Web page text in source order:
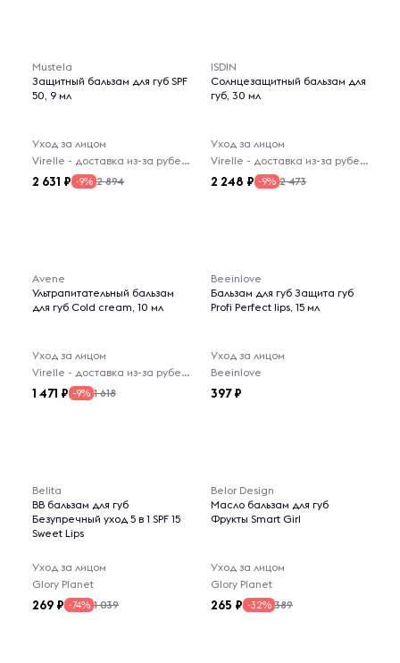
Mustela
Защитный бальзам для губ SPF
50, 9 мл
Уход за лицом
Virelle - доставка из-за рубежа
2 631 -9% 2 894
ISDIN
Солнцезащитный бальзам для
губ, 30 мл
Уход за лицом
Virelle - доставка из-за рубежа
2 248 -9% 2 473
Avene
Ультрапитательный бальзам
для губ Cold cream, 10 мл
Уход за лицом
Virelle - доставка из-за рубежа
1 471 -9% 1 618
Beeinlove
Бальзам для губ Защита губ
Profi Perfect lips, 15 мл
Уход за лицом
Beeinlove
397
Belita
BB бальзам для губ
Безупречный уход 5 в 1 SPF 15
Sweet Lips
Уход за лицом
Glory Planet
269 -74% 1 039
Belor Design
Масло бальзам для губ
Фрукты Smart Girl
Уход за лицом
Glory Planet
265 -32% 389